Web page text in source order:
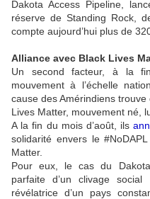
Dakota Access Pipeline,
réserve de Standing Rock,
compte aujourd’hui plus de
Alliance avec Black Lives
Un second facteur, à la
mouvement à l’échelle
cause des Amérindiens
Lives Matter, mouvement né,
A la fin du mois d’août, ils
solidarité envers le
Matter.
Pour eux, le cas du Dakota
parfaite d’un clivage
révélatrice d’un pays